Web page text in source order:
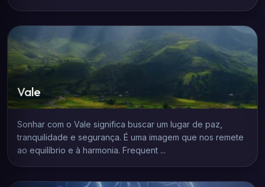
Vale
Sonhar com o Vale significa buscar um lugar de paz,
tranquilidade e segurança. É uma imagem que nos remete
ao equilíbrio e à harmonia. Frequent ...